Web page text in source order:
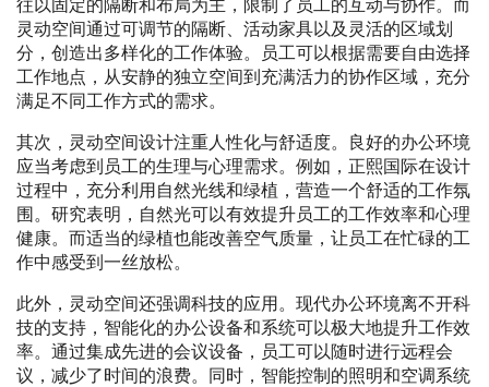
往以固定的隔断和布局为主，限制了员工的互动与协作。而
灵动空间通过可调节的隔断、活动家具以及灵活的区域划
分，创造出多样化的工作体验。员工可以根据需要自由选择
工作地点，从安静的独立空间到充满活力的协作区域，充分
满足不同工作方式的需求。
其次，灵动空间设计注重人性化与舒适度。良好的办公环境
应当考虑到员工的生理与心理需求。例如，正熙国际在设计
过程中，充分利用自然光线和绿植，营造一个舒适的工作氛
围。研究表明，自然光可以有效提升员工的工作效率和心理
健康。而适当的绿植也能改善空气质量，让员工在忙碌的工
作中感受到一丝放松。
此外，灵动空间还强调科技的应用。现代办公环境离不开科
技的支持，智能化的办公设备和系统可以极大地提升工作效
率。通过集成先进的会议设备，员工可以随时进行远程会
议，减少了时间的浪费。同时，智能控制的照明和空调系统